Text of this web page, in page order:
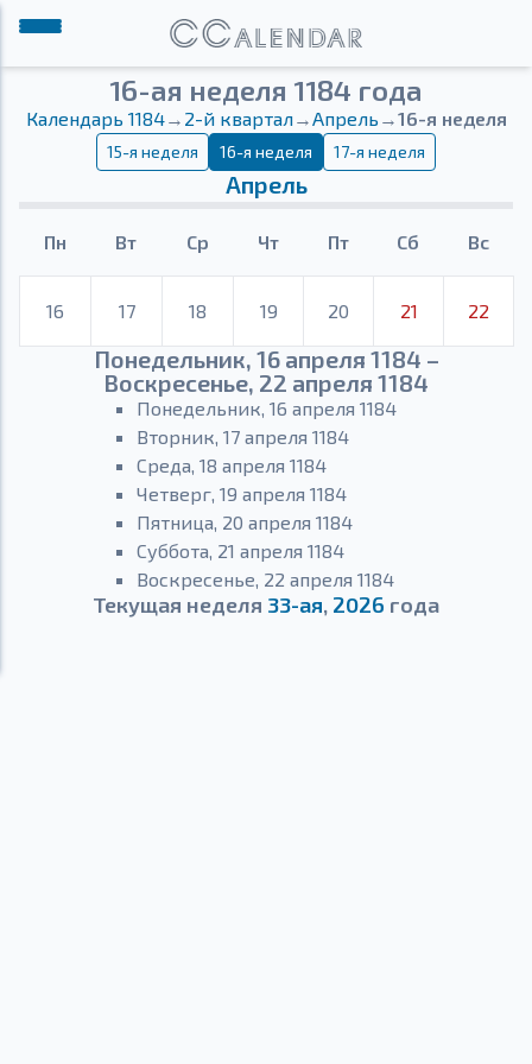
16-ая неделя 1184 года
Календарь 1184→ 2-й квартал→Апрель →16-я неделя
15-я неделя 16-я неделя 17-я неделя
Апрель
Пн Вт Ср Чт Пт Сб Вс
16 17 18 19 20 21 22
Понедельник, 16 апреля 1184 –
Воскресенье, 22 апреля 1184
Понедельник, 16 апреля 1184
Вторник, 17 апреля 1184
Среда, 18 апреля 1184
Четверг, 19 апреля 1184
Пятница, 20 апреля 1184
Суббота, 21 апреля 1184
Воскресенье, 22 апреля 1184
Текущая неделя 33-ая, 2026 года